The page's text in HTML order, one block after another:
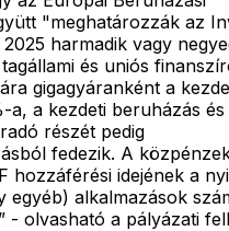
"meghatározzák az
harmadik vagy
és uniós
gigagyáranként a
a, a kezdeti beruházás és
részét pedig
fedezik. A
hozzáférési idejének a
egyéb) alkalmazások
- olvasható a pályázati